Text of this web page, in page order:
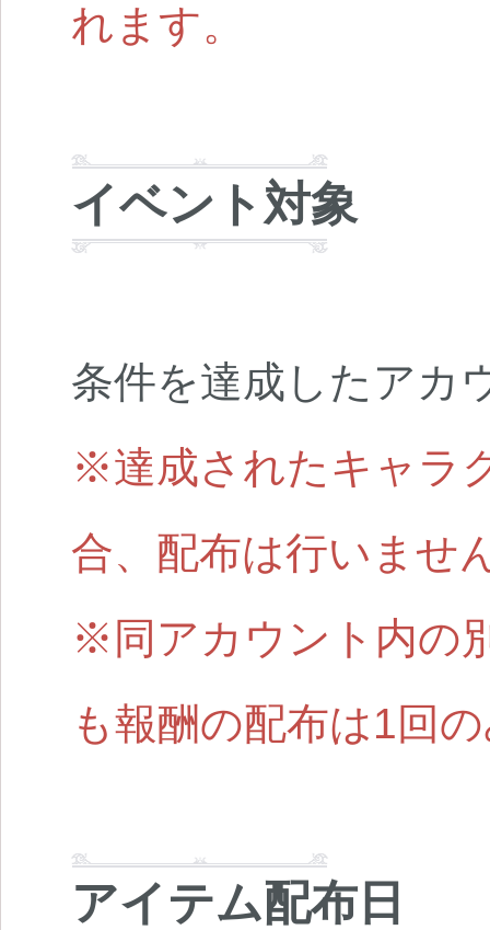
れます。
イベント対象
条件を達成したアカ
※達成されたキャラ
合、配布は行いませ
※同アカウント内の
も報酬の配布は1回
アイテム配布日